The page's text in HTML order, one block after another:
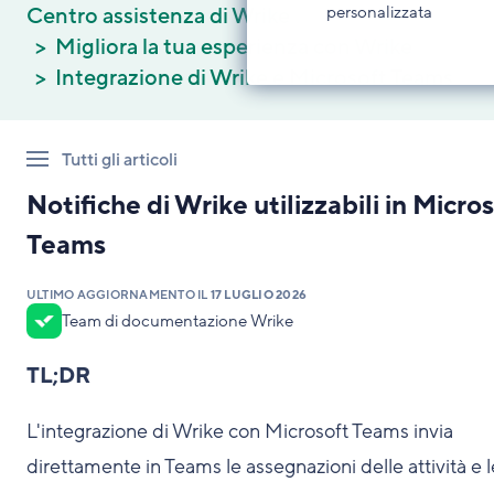
personalizzata
Centro assistenza di Wrike
Migliora la tua esperienza con Wrike
Integrazione di Wrike e Microsoft Teams
Tutti gli articoli
Notifiche di Wrike utilizzabili in
Teams
ULTIMO AGGIORNAMENTO IL 17 LUGLIO 2026
Team di documentazione Wrike
TL;DR
L'integrazione di Wrike con Microsoft Teams invia
direttamente in Teams le assegnazioni delle attività e